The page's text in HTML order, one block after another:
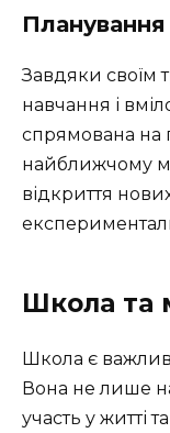
Завдяки своїм
навчання і
спрямована на
найближчому
відкриття
Школа та
Школа є
Вона не лише
участь у житті